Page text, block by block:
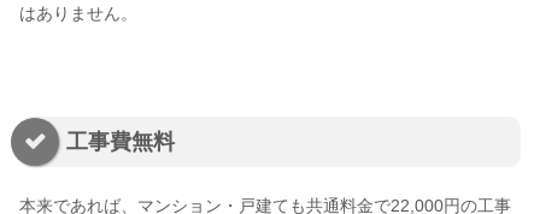
はありません。
工事費無料
本来であれば、マンション・戸建ても共通料金で22,000円の工事